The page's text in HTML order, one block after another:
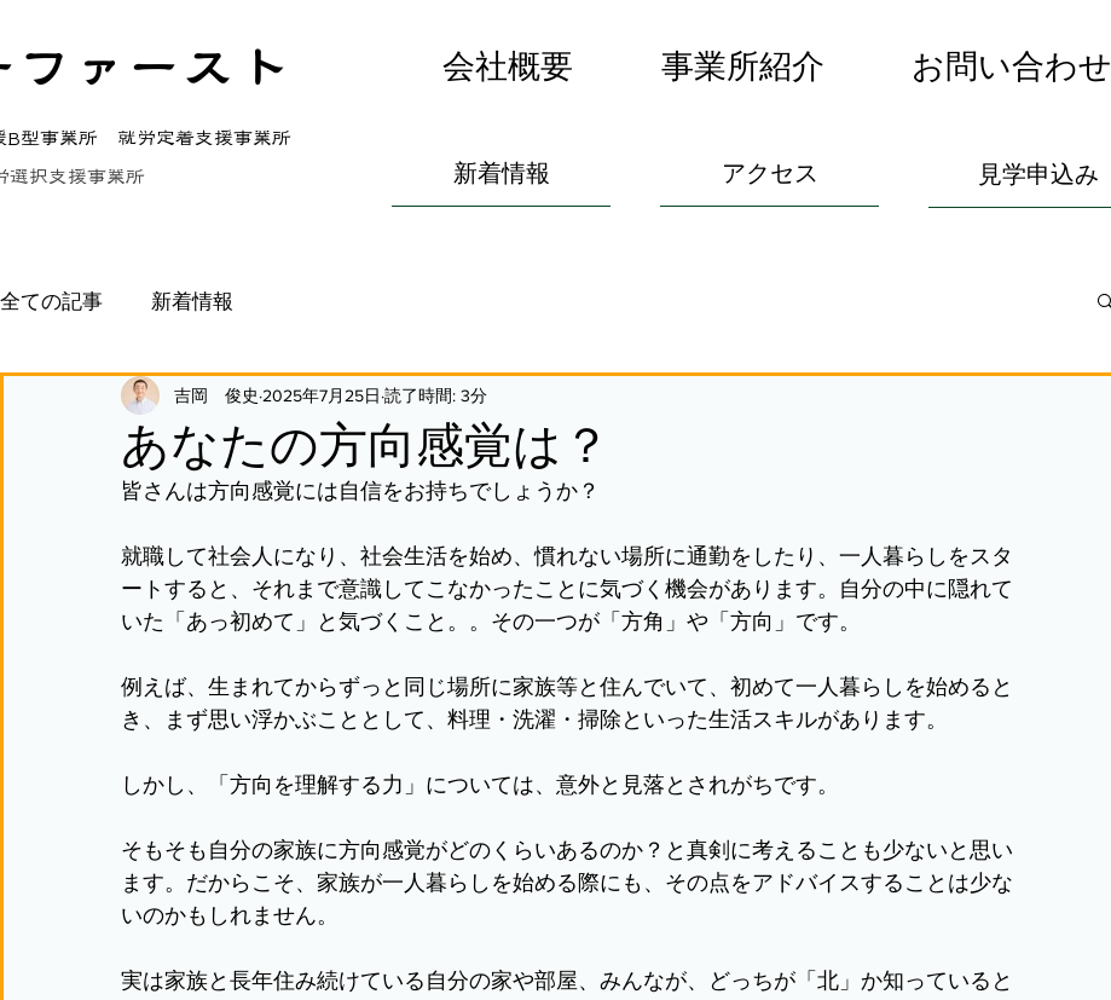
ァースト
型事業所 就労定着支援事業所
択支援事業所
会社概要 事業所紹介 お問い合わせ
新着情報 アクセス 見学申込み
全ての記事 新着情報
あなたの方向感覚は？
吉岡 俊史 2025年7月25日 読了時間: 3分
皆さんは方向感覚には自信をお持ちでしょうか？
就職して社会人になり、社会生活を始め、慣れない場所に通勤をしたり、一人暮らしをスタ
ートすると、それまで意識してこなかったことに気づく機会があります。自分の中に隠れて
いた「あっ初めて」と気づくこと。。その一つが「方角」や「方向」です。
例えば、生まれてからずっと同じ場所に家族等と住んでいて、初めて一人暮らしを始めると
き、まず思い浮かぶこととして、料理・洗濯・掃除といった生活スキルがあります。
しかし、「方向を理解する力」については、意外と見落とされがちです。
そもそも自分の家族に方向感覚がどのくらいあるのか？と真剣に考えることも少ないと思い
ます。だからこそ、家族が一人暮らしを始める際にも、その点をアドバイスすることは少な
いのかもしれません。
実は家族と長年住み続けている自分の家や部屋、みんなが、どっちが「北」か知っていると